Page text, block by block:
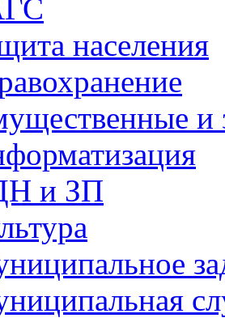
населения
и
и ЗП